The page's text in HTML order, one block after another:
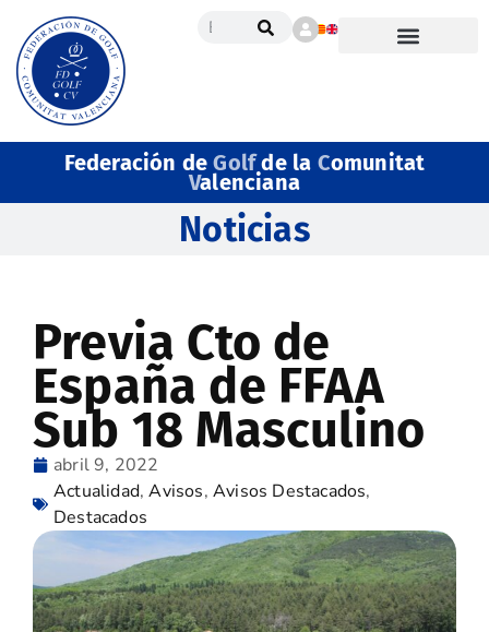
Federación deGolfde la Comunitat
Valenciana
Noticias
Previa Cto de
España de FFAA
Sub 18 Masculino
abril 9, 2022
Actualidad,Avisos,Avisos Destacados,
Destacados